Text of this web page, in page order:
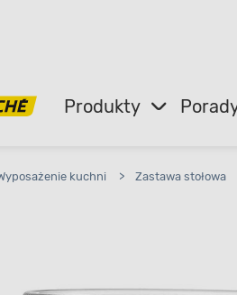
Produkty
kuchni > Zastawa stołowa